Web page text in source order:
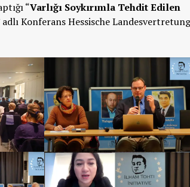
“Varlığı Soykırımla Tehdit Edilen
adlı Konferans Hessische Landesvertretung